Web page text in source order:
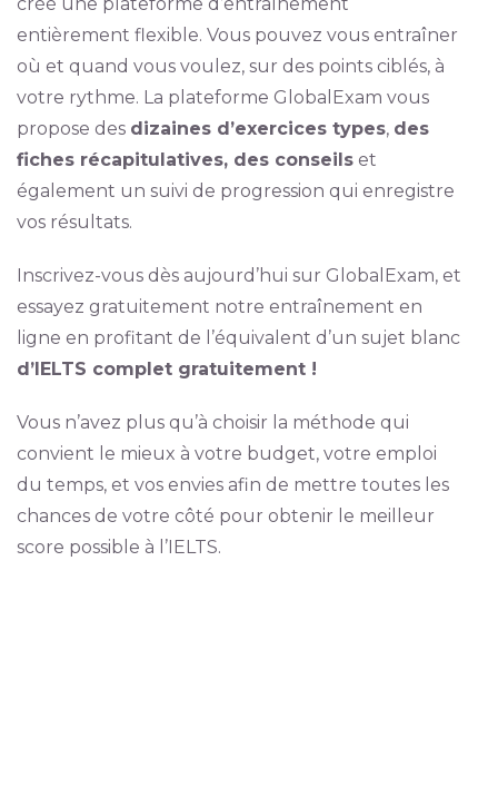
entièrement flexible. Vous pouvez vous entraîner
où et quand vous voulez, sur des points ciblés, à
votre rythme. La plateforme GlobalExam vous
propose des dizaines d’exercices types, des
fiches récapitulatives, des conseilset
également un suivi de progression qui enregistre
vos résultats.
Inscrivez-vous dès aujourd’hui sur GlobalExam, et
essayez gratuitement notre entraînement en
ligne en profitant de l’équivalent d’un sujet blanc
d’IELTS complet gratuitement !
Vous n’avez plus qu’à choisir la méthode qui
convient le mieux à votre budget, votre emploi
du temps, et vos envies afin de mettre toutes les
chances de votre côté pour obtenir le meilleur
score possible à l’IELTS.